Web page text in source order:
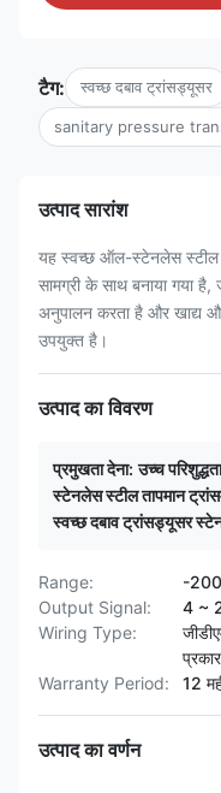
टैग: स्वच्छ दबाव ट्रांसड्यूसर
sanitary pressure
उत्पाद सारांश
यह स्वच्छ ऑल-स्टेनलेस स्टील
सामग्री के साथ बनाया गया
अनुपालन करता है और खाद्य
उपयुक्त है।
उत्पाद का विवरण
प्रमुखता देना: उच्च
स्टेनलेस स्टील तापमान
स्वच्छ दबाव ट्रांसड्यूसर
Range:
-
Output Signal:
4 ~
Wiring Type:
Warranty Period:
12
उत्पाद का वर्णन